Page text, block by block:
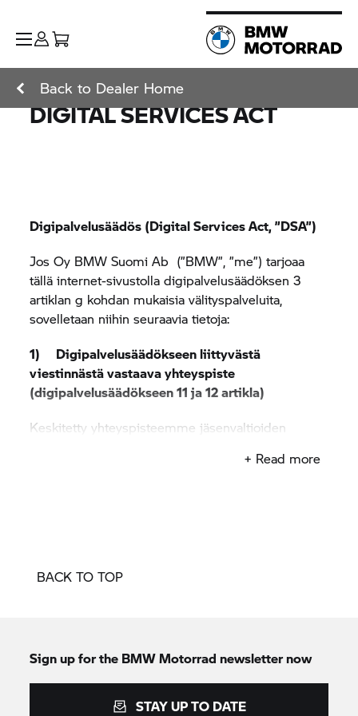
Back to Dealer Home
DIGITAL SERVICES ACT
Digipalvelusäädös (Digital Services Act, ”DSA”)
Jos Oy BMW Suomi Ab (”BMW”, ”me”) tarjoaa
tällä internet-sivustolla digipalvelusäädöksen 3
artiklan g kohdan mukaisia välityspalveluita,
sovelletaan niihin seuraavia tietoja:
1) Digipalvelusäädökseen liittyvästä
viestinnästä vastaava yhteyspiste
(digipalvelusäädökseen 11 ja 12 artikla)
Keskitetty yhteyspisteemme jäsenvaltioiden
61 artiklassa nimettyä elintä (digipalvelusäädöksen
lisäksi englannin kielellä.
+ Read more
BACK TO TOP
Sign up for the BMW Motorrad newsletter now
STAY UP TO DATE